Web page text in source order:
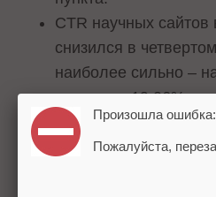
CTR научных сайтов
снизился в
наиболее сильно –
пункта до 19,06%.
Сайты, имеющие
«Покупки», тоже
Произошла ошибка:
Пожалуйста,